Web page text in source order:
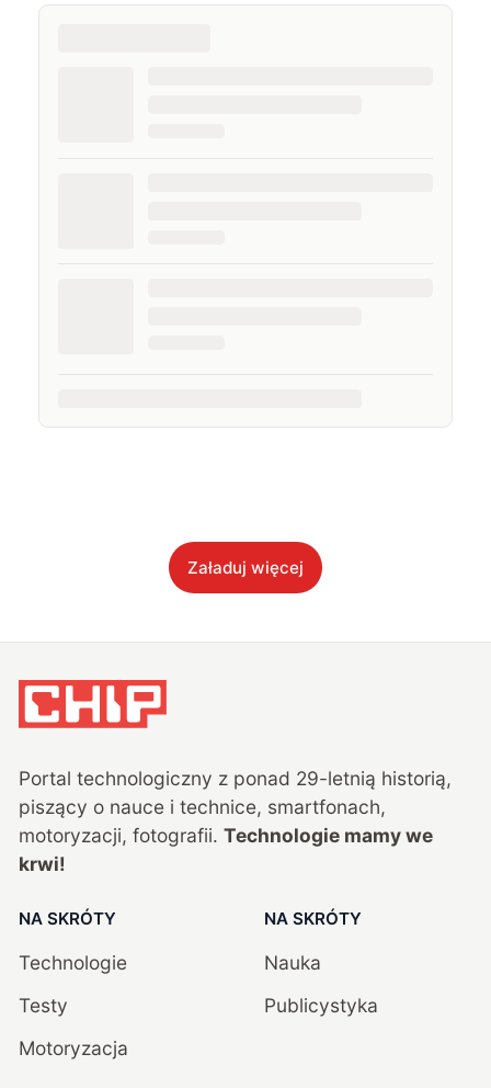
Załaduj więcej
Portal technologiczny z ponad 29-letnią historią,
piszący o nauce i technice, smartfonach,
motoryzacji, fotografii. Technologie mamy we
krwi!
NA SKRÓTY
Technologie
Testy
Motoryzacja
NA SKRÓTY
Nauka
Publicystyka